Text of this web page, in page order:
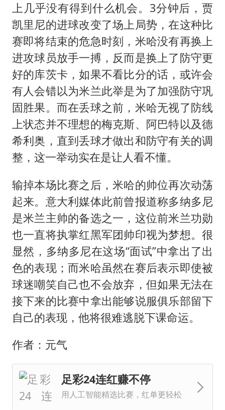
上几乎没有得到什么机会。3分钟后，贾
凯里尼的进球改变了场上局势，在这种比
赛即将结束的危急时刻，米哈没有再换上
进攻球员放手一搏，反而是换上了防守更
好的库茨卡，如果不看比分的话，或许会
有人会错以为米兰此举是为了加强防守巩
固胜果。而在丢球之前，米哈无视了防线
上状态并不理想的梅克斯、阿巴特以及德
希利奥，直到丢球才做出和防守有关的调
整，这一举动实在是让人看不懂。
输掉本场比赛之后，米哈的帅位再次动荡
起来。意大利媒体此前曾报道称多纳多尼
是米兰主帅的备选之一，这位前米兰功勋
也一直将执掌红黑军团帅印视为梦想。很
显然，多纳多尼在这场“面试”中拿出了出
色的表现；而米哈虽然在赛后表示即使被
球迷嘲笑自己也不会放弃，但如果无法在
接下来的比赛中拿出能够说服俱乐部留下
自己的表现，他将很难逃脱下课命运。
作者：元气
足彩24连红赚不停
用人工智能精选比赛，红单更轻松